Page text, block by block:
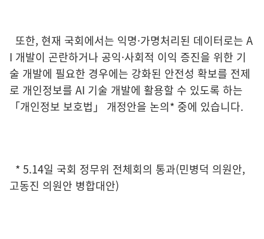
또한, 현재 국회에서는 익명·가명처리된 데이터로는 A
I 개발이 곤란하거나 공익·사회적 이익 증진을 위한 기
술 개발에 필요한 경우에는 강화된 안전성 확보를 전제
로 개인정보를 AI 기술 개발에 활용할 수 있도록 하는
「개인정보 보호법」 개정안을 논의* 중에 있습니다.
* 5.14일 국회 정무위 전체회의 통과(민병덕 의원안,
고동진 의원안 병합대안)